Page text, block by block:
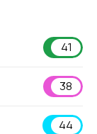
41
38
44